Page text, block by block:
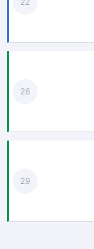
26
29